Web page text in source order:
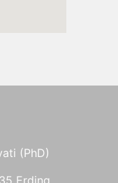
(PhD)
Erding